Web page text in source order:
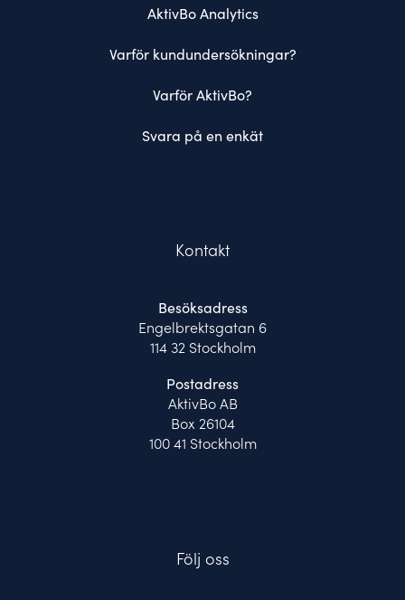
AktivBo Analytics
Varför kundundersökningar?
Varför AktivBo?
Svara på en enkät
Kontakt
Besöksadress
Engelbrektsgatan 6
114 32 Stockholm
Postadress
AktivBo AB
Box 26104
100 41 Stockholm
Följ oss